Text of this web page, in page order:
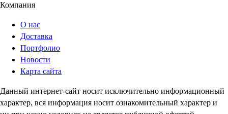
Компания
О нас
Доставка
Портфолио
Новости
Карта сайта
Данный интернет-сайт носит исключительно информационный
характер, вся информация носит ознакомительный характер и